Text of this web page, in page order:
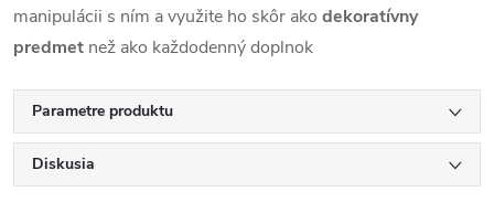
manipulácii s ním a využite ho skôr ako dekoratívny
predmet než ako každodenný doplnok
Parametre produktu
Diskusia